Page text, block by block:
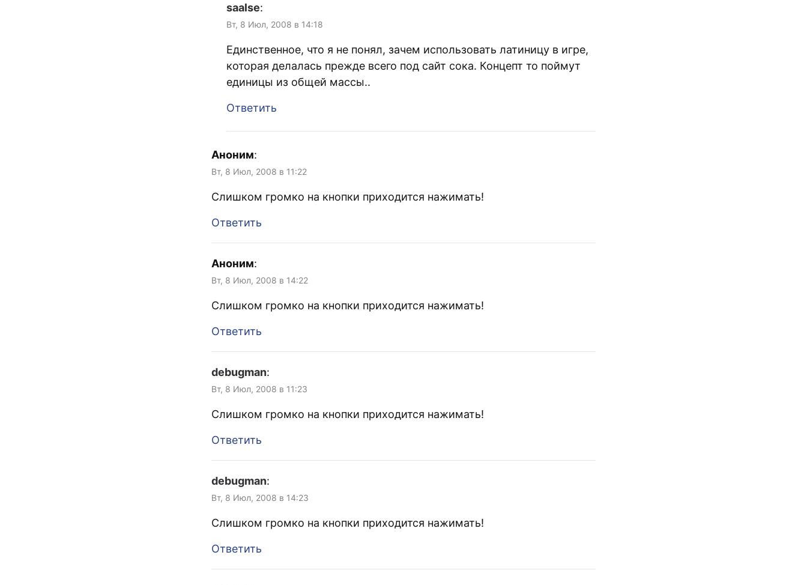
saalse:
Вт, 8 Июл, 2008 в 14:18
Единственное, что я не понял, зачем использовать латиницу в игре,
которая делалась прежде всего под сайт сока. Концепт то поймут
единицы из общей массы..
Ответить
Аноним:
Вт, 8 Июл, 2008 в 11:22
Слишком громко на кнопки приходится нажимать!
Ответить
Аноним:
Вт, 8 Июл, 2008 в 14:22
Слишком громко на кнопки приходится нажимать!
Ответить
debugman:
Вт, 8 Июл, 2008 в 11:23
Слишком громко на кнопки приходится нажимать!
Ответить
debugman:
Вт, 8 Июл, 2008 в 14:23
Слишком громко на кнопки приходится нажимать!
Ответить